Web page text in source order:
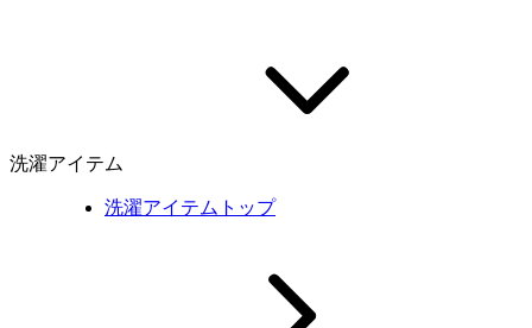
洗濯アイテム
洗濯アイテムトップ